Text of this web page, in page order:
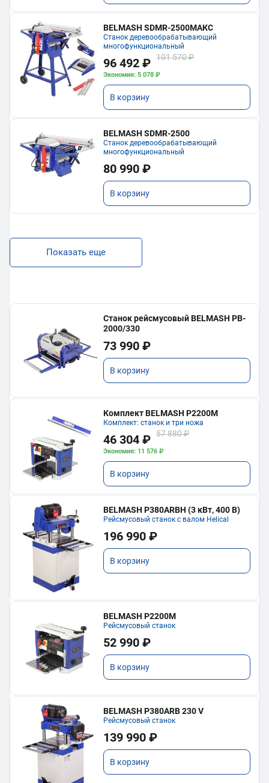
BELMASH SDMR-2500МАКС
Станок деревообрабатывающий
многофункциональный
96 492 ₽ 101 570 ₽
Экономия: 5 078 ₽
В корзину
BELMASH SDMR-2500
Станок деревообрабатывающий
многофункциональный
80 990 ₽
В корзину
Показать еще
Станок рейсмусовый BELMASH PB-
2000/330
73 990 ₽
В корзину
Комплект BELMASH P2200M
Комплект: станок и три ножа
46 304 ₽ 57 880 ₽
Экономия: 11 576 ₽
В корзину
BELMASH P380ARBH (3 кВт, 400 В)
Рейсмусовый станок с валом Helical
196 990 ₽
В корзину
BELMASH P2200M
Рейсмусовый станок
52 990 ₽
В корзину
BELMASH P380ARB 230 V
Рейсмусовый станок
139 990 ₽
В корзину